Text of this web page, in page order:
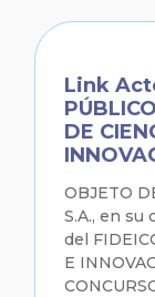
Link
DE
OBJETO
S.A., en
del
E